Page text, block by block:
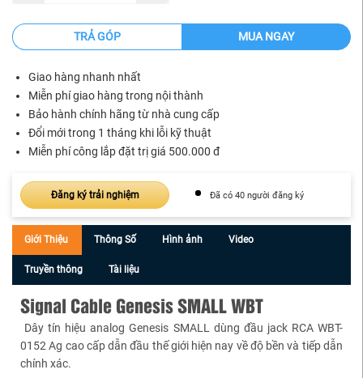
TRẢ GÓP MUA NGAY
Giao hàng nhanh nhất
Miễn phí giao hàng trong nội thành
Bảo hành chính hãng từ nhà cung cấp
Đổi mới trong 1 tháng khi lỗi kỹ thuật
Miễn phí công lắp đặt trị giá 500.000 đ
Đăng ký trải nghiệm Đã có 40 người đăng ký
Giới Thiệu Thông Số Hình ảnh Video
Truyền thông Tài liệu
Signal Cable Genesis SMALL WBT
Dây tín hiệu analog Genesis SMALL dùng đầu jack RCA WBT-
0152 Ag cao cấp dẫn đầu thế giới hiện nay về độ bền và tiếp dẫn
chính xác.